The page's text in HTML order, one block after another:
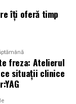
de hosting
ului, care
configurărilor
utilizate
îți oferă timp
freza: Atelierul
situații clinice